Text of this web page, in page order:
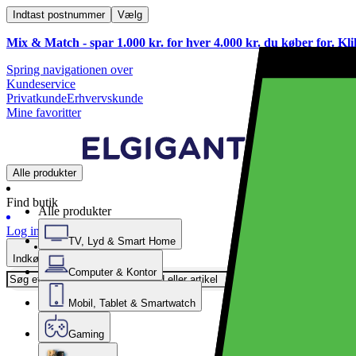
Indtast postnummer Vælg
Mix & Match - spar 1.000 kr. for hver 4.000 kr. du køber for.
Spring navigationen over
Kundeservice
PrivatkundeErhvervskunde
Mine favoritter
Alle produkter
Find butik
Log ind
Indkøbskurv
Alle produkter
TV, Lyd & Smart Home
Computer & Kontor
Mobil, Tablet & Smartwatch
Gaming